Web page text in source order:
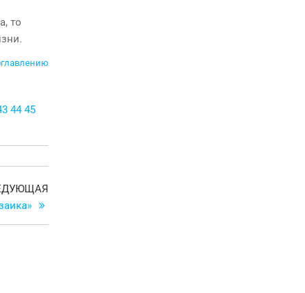
то
44 45
Следующая